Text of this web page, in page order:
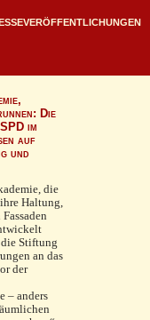
Die
im
auf
und
die
Haltung,
Stiftung
an das
der
– anders